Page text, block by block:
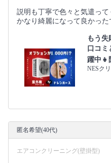
説明も丁寧で色々と気遣って
かなり綺麗になって良かった
もう失
口コ
躍中👧
NESク
匿名希望(40代)
エアコンクリーニング(壁掛型)